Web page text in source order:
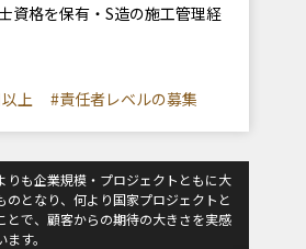
資格を保有・S造の施工管理経
上 #責任者レベルの募集
りも企業規模・プロジェクトともに大
のとなり、何より国家プロジェクトと
とで、顧客からの期待の大きさを実感
ます。